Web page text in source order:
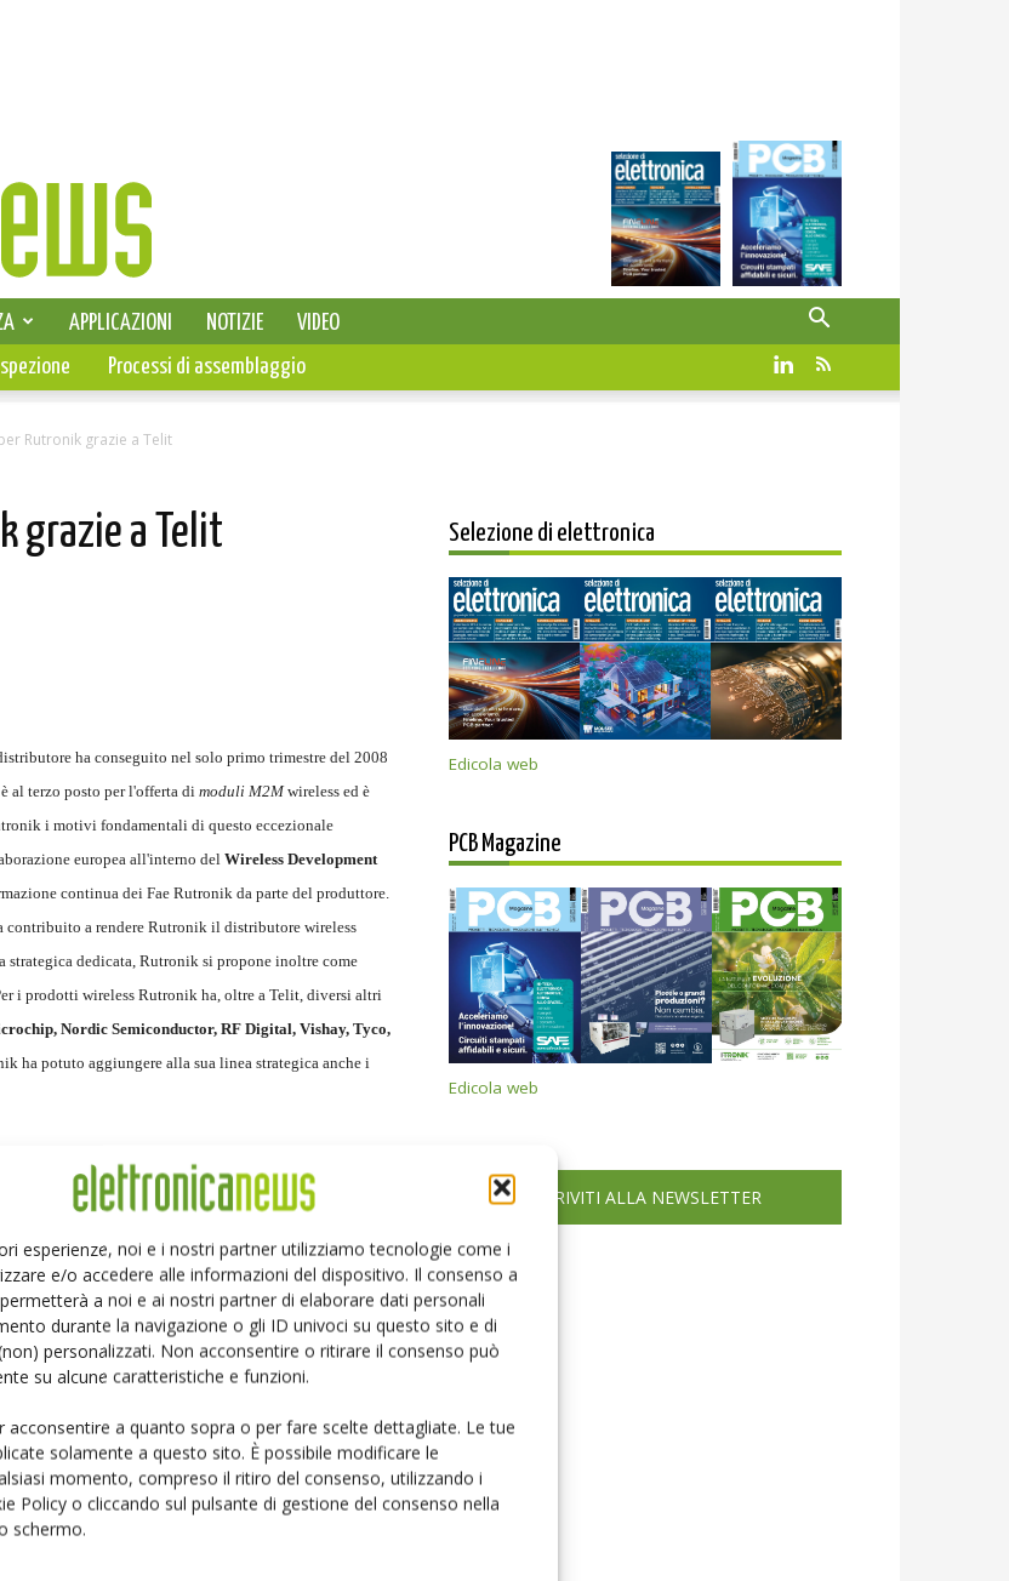
esperienze, noi e i nostri partner utilizziamo tecnologie come i
e/o accedere alle informazioni del dispositivo. Il consenso a
a noi e ai nostri partner di elaborare dati personali
durante la navigazione o gli ID univoci su questo sito e di
personalizzati. Non acconsentire o ritirare il consenso può
su alcune caratteristiche e funzioni.
acconsentire a quanto sopra o per fare scelte dettagliate. Le tue
solamente a questo sito. È possibile modificare le
momento, compreso il ritiro del consenso, utilizzando i
Policy o cliccando sul pulsante di gestione del consenso nella
schermo.
DI ELETTRONICA
APPLICAZIONI NOTIZIE
VIDEO
Processi di assemblaggio
Rutronik grazie a Telit
grazie a Telit
ha conseguito nel solo primo trimestre del 2008
al terzo posto per l'offerta di moduli M2Mwireless ed è
i motivi fondamentali di questo eccezionale
europea all'interno delWireless Development
continua dei Fae Rutronik da parte del produttore.
contribuito a rendere Rutronik il distributore wireless
strategica dedicata, Rutronik si propone inoltre come
i prodotti wireless Rutronik ha, oltre a Telit, diversi altri
Nordic Semiconductor, RF Digital, Vishay, Tyco,
ha potuto aggiungere alla sua linea strategica anche i
Pinterest Email
Selezione di elettronica
Edicola web
PCB Magazine
Edicola web
ISCRIVITI ALLA NEWSLETTER